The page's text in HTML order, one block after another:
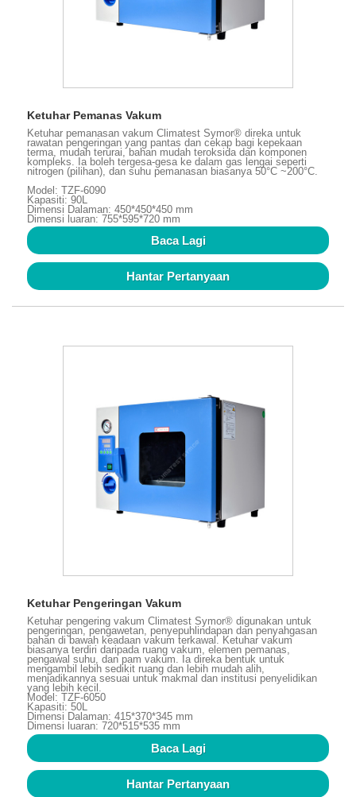
Ketuhar Pemanas Vakum
Ketuhar pemanasan vakum Climatest Symor® direka untuk
rawatan pengeringan yang pantas dan cekap bagi kepekaan
terma, mudah terurai, bahan mudah teroksida dan komponen
kompleks. Ia boleh tergesa-gesa ke dalam gas lengai seperti
nitrogen (pilihan), dan suhu pemanasan biasanya 50°C ~200°C.
Model: TZF-6090
Kapasiti: 90L
Dimensi Dalaman: 450*450*450 mm
Dimensi luaran: 755*595*720 mm
Baca Lagi
Hantar Pertanyaan
Ketuhar Pengeringan Vakum
Ketuhar pengering vakum Climatest Symor® digunakan untuk
pengeringan, pengawetan, penyepuhlindapan dan penyahgasan
bahan di bawah keadaan vakum terkawal. Ketuhar vakum
biasanya terdiri daripada ruang vakum, elemen pemanas,
pengawal suhu, dan pam vakum. Ia direka bentuk untuk
mengambil lebih sedikit ruang dan lebih mudah alih,
menjadikannya sesuai untuk makmal dan institusi penyelidikan
yang lebih kecil.
Model: TZF-6050
Kapasiti: 50L
Dimensi Dalaman: 415*370*345 mm
Dimensi luaran: 720*515*535 mm
Baca Lagi
Hantar Pertanyaan